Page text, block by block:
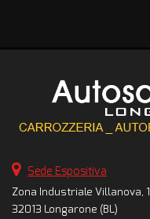
Sede Espositiva
Zona Industriale Villanova, 1
32013 Longarone (BL)